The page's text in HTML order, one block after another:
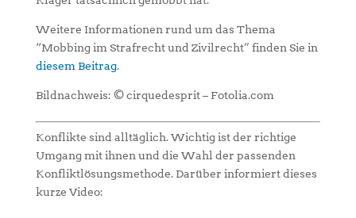
Weitere Informationen rund um das Thema
“Mobbing im Strafrecht und Zivilrecht” finden Sie in
diesem Beitrag.
Bildnachweis: © cirquedesprit – Fotolia.com
Konflikte sind alltäglich. Wichtig ist der richtige
Umgang mit ihnen und die Wahl der passenden
Konfliktlösungsmethode. Darüber informiert dieses
kurze Video: